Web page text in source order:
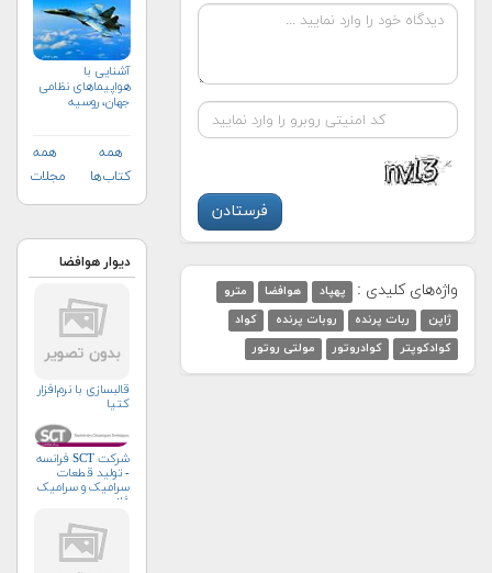
واژه‌های کلیدی : پهپاد هوافضا
مترو
ژاپن
ربات پرنده روبات پرنده
کواد
کوادکوپتر
کوادروتور مولتی روتور
آشنایی با
هواپیماهای نظامی
جهان، روسیه
همه
کتاب‌ها
همه
مجلات
دیوار هوافضا
قالبسازی با نرم‌افزار
کتیا
شرکت SCT فرانسه
- تولید قطعات
سرامیک و سرامیک
فلز